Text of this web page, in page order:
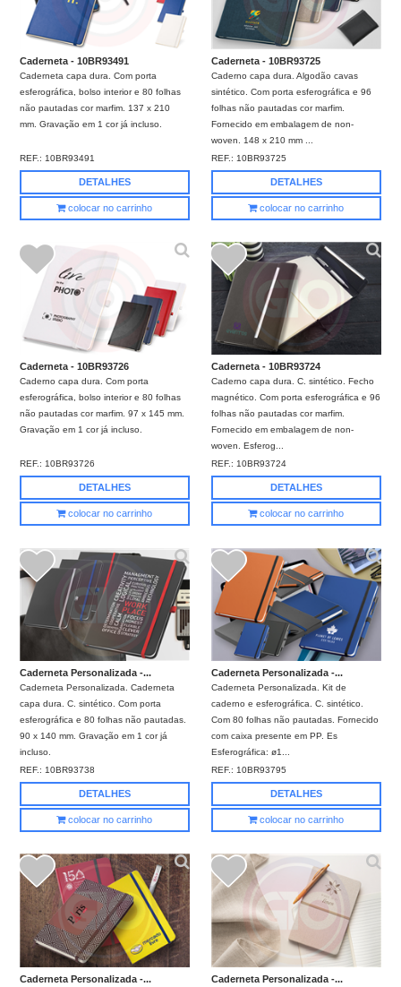
Caderneta - 10BR93491
Caderneta capa dura. Com porta
esferográfica, bolso interior e 80 folhas
não pautadas cor marfim. 137 x 210
mm. Gravação em 1 cor já incluso.
REF.: 10BR93491
DETALHES
colocar no carrinho
Caderneta - 10BR93725
Caderno capa dura. Algodão cavas
sintético. Com porta esferográfica e 96
folhas não pautadas cor marfim.
Fornecido em embalagem de non-
woven. 148 x 210 mm ...
REF.: 10BR93725
DETALHES
colocar no carrinho
Caderneta - 10BR93726
Caderno capa dura. Com porta
esferográfica, bolso interior e 80 folhas
não pautadas cor marfim. 97 x 145 mm.
Gravação em 1 cor já incluso.
REF.:10BR93726
DETALHES
colocar no carrinho
Caderneta - 10BR93724
Caderno capa dura. C. sintético. Fecho
magnético. Com porta esferográfica e 96
folhas não pautadas cor marfim.
Fornecido em embalagem de non-
woven. Esferog...
REF.:10BR93724
DETALHES
colocar no carrinho
Caderneta Personalizada -...
Caderneta Personalizada. Caderneta
capa dura. C. sintético. Com porta
esferográfica e 80 folhas não pautadas.
90 x 140 mm. Gravação em 1 cor já
incluso.
REF.: 10BR93738
DETALHES
colocar no carrinho
Caderneta Personalizada -...
Caderneta Personalizada. Kit de
caderno e esferográfica. C. sintético.
Com 80 folhas não pautadas. Fornecido
com caixa presente em PP. Es
Esferográfica: ø1...
REF.: 10BR93795
DETALHES
colocar no carrinho
Caderneta Personalizada -... Caderneta Personalizada -...